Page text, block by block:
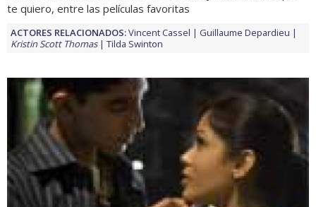
te quiero, entre las películas favoritas
ACTORES RELACIONADOS:Vincent Cassel
Guillaume Depardieu
Kristin Scott Thomas
Tilda Swinton